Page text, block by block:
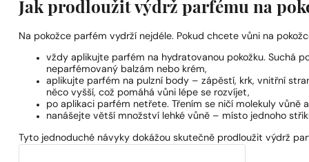
Jak prodloužit výdrž parfému na
Na pokožce parfém vydrží nejdéle. Pokud chcete vůni na
vždy aplikujte parfém na hydratovanou pokožku. Suchá
neparfémovaný balzám nebo krém,
aplikujte parfém na pulzní body – zápěstí, krk, vnitřní
něco vyšší, což pomáhá vůni lépe se rozvíjet,
po aplikaci parfém netřete. Třením se ničí molekuly vůně
nanášejte větší množství lehké vůně – místo jednoho
Tyto jednoduché návyky dokážou skutečně prodloužit výdrž